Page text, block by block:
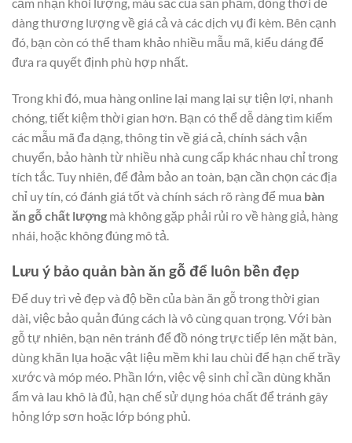
cảm nhận khối lượng, màu sắc của sản phẩm, đồng thời dễ
dàng thương lượng về giá cả và các dịch vụ đi kèm. Bên cạnh
đó, bạn còn có thể tham khảo nhiều mẫu mã, kiểu dáng để
đưa ra quyết định phù hợp nhất.
Trong khi đó, mua hàng online lại mang lại sự tiện lợi, nhanh
chóng, tiết kiệm thời gian hơn. Bạn có thể dễ dàng tìm kiếm
các mẫu mã đa dạng, thông tin về giá cả, chính sách vận
chuyển, bảo hành từ nhiều nhà cung cấp khác nhau chỉ trong
tích tắc. Tuy nhiên, để đảm bảo an toàn, bạn cần chọn các địa
chỉ uy tín, có đánh giá tốt và chính sách rõ ràng để mua bàn
ăn gỗ chất lượng mà không gặp phải rủi ro về hàng giả, hàng
nhái, hoặc không đúng mô tả.
Lưu ý bảo quản bàn ăn gỗ để luôn bền đẹp
Để duy trì vẻ đẹp và độ bền của bàn ăn gỗ trong thời gian
dài, việc bảo quản đúng cách là vô cùng quan trọng. Với bàn
gỗ tự nhiên, bạn nên tránh để đồ nóng trực tiếp lên mặt bàn,
dùng khăn lụa hoặc vật liệu mềm khi lau chùi để hạn chế trầy
xước và móp méo. Phần lớn, việc vệ sinh chỉ cần dùng khăn
ẩm và lau khô là đủ, hạn chế sử dụng hóa chất để tránh gây
hỏng lớp sơn hoặc lớp bóng phủ.